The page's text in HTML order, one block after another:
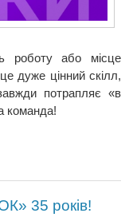
роботу або місце
дуже цінний скілл,
потрапляє «в
команда!
35 років!